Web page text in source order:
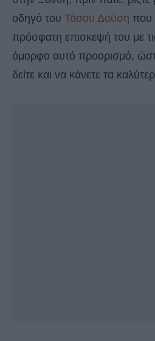
οδηγό του Τάσου Δούση που
πρόσφατη επισκεψή του με
όμορφο αυτό προορισμό,
δείτε και να κάνετε τα